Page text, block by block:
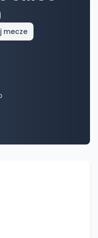
mecze